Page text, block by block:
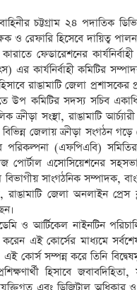
চট্টগ্রাম ২৪ পদাতিক
রেফারি হিসেবে দায়িত্ব
ফেডারেশনের
কার্যনির্বাহী কমিটির
রাঙামাটি জেলা প্রশাসকের
উপ কমিটির সদস্য সচিব
ক্রীড়া সংস্থা, রাঙামাটি
জেলায় ক্রীড়া সংগঠন
(এফপিএবি)
এসোসিয়েশনের
সাংগঠনিক সম্পাদক,
রাঙামাটি জেলা অনলাইন
ও আর্টিকেল নাইনটিন
এই কোর্সের মাধ্যমে
এই কোর্স সম্পন্ন করে তিনি
হিসাবে